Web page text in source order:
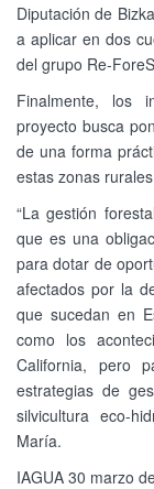
Diputación de
a aplicar en dos
del grupo Re-
Finalmente, los
proyecto busca
de una forma
estas zonas
“La gestión
que es una
para dotar de
afectados por la
que sucedan en
como los
California, pero
estrategias de
silvicultura eco-
María.
IAGUA 30 marzo